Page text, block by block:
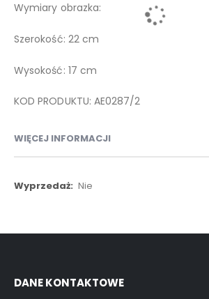
Wymiary obrazka:
Szerokość: 22 cm
Wysokość: 17 cm
KOD PRODUKTU: AE0287/2
WIĘCEJ INFORMACJI
Więcej
Nie
DANE KONTAKTOWE